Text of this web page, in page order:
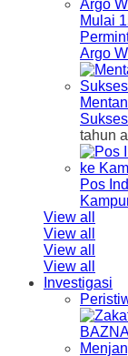
Mulai
Argo
tahun
Pos
View all
View all
View all
View all
Investigasi